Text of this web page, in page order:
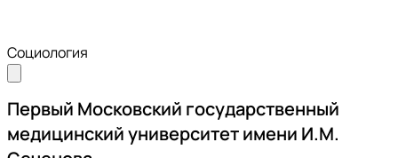
Социология
Первый Московский государственный
медицинский университет имени И.М.